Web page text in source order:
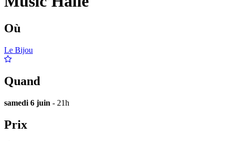
Où
Le Bijou
Quand
samedi 6 juin - 21h
Prix